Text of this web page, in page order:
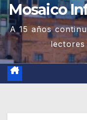
Mosaico
A 15 años
lectores